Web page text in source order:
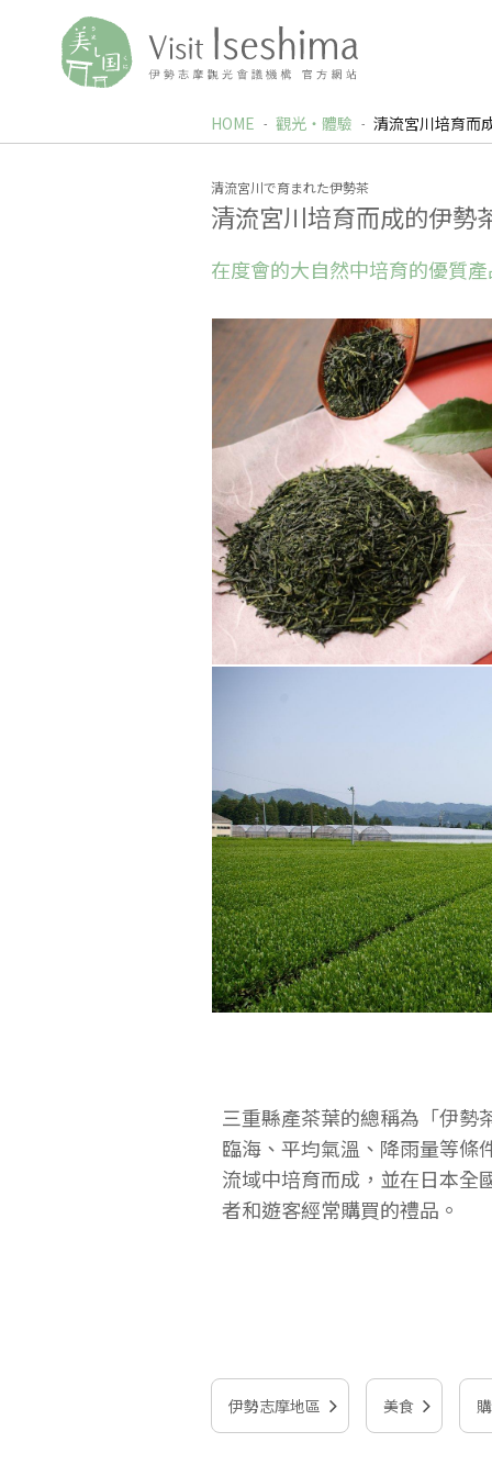
HOME 觀光‧體驗 清流宮川培育而
清流宮川で育まれた伊勢茶
清流宮川培育而成的伊勢
在度會的大自然中培育的優質
三重縣產茶葉的總稱為「伊勢
臨海、平均氣溫、降雨量等條
流域中培育而成，並在日本全
者和遊客經常購買的禮品。
伊勢志摩地區 美食